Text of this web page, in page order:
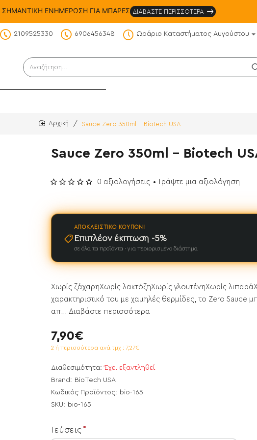
ΣΗΜΑΝΤΙΚΗ ΕΝΗΜΕΡΩΣΗ ΓΙΑ ΜΠΑΡΕΣ ΔΙΑΒΑΣΤΕ ΠΕΡΙΣΣΟΤΕΡΑ
2109525330 6906456348 Ωράριο Καταστήματος Αυγούστου
Αναζήτηση...
Sauce Zero 350ml - Biotech USA
Sauce Zero 350ml - Biotech
ΑΠΟΚΛΕΙΣΤΙΚΌ ΚΟΥΠΌΝΙ
Επιπλέον έκπτωση -5%
σε όλα τα προϊόντα · για περιορισμένο διάστημα
Χωρίς ζάχαρηXωρίς λακτόζηXωρίς γλουτένηXωρίς
χαρακτηριστικό του με χαμηλές θερμίδες, το Zero Sauce
απ... Διαβάστε περισσότερα
Διαθεσιμότητα: Έχει εξαντληθεί
Brand: BioTech USA
Κωδικός Προϊόντος: bio-165
SKU: bio-165
0 αξιολογήσεις • Γράψτε μια αξιολόγηση
7,90€
2 ή περισσότερα ανά τμχ : 7,27€
Γεύσεις